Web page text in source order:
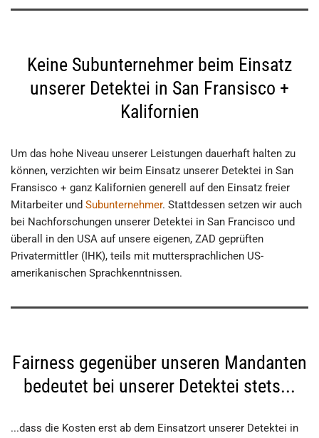
Keine Subunternehmer beim Einsatz
unserer Detektei in San Fransisco +
Kalifornien
Um das hohe Niveau unserer Leistungen dauerhaft halten zu
können, verzichten wir beim Einsatz unserer Detektei in San
Fransisco + ganz Kalifornien generell auf den Einsatz freier
Mitarbeiter und Subunternehmer. Stattdessen setzen wir auch
bei Nachforschungen unserer Detektei in San Francisco und
überall in den USA auf unsere eigenen, ZAD geprüften
Privatermittler (IHK), teils mit muttersprachlichen US-
amerikanischen Sprachkenntnissen.
Fairness gegenüber unseren Mandanten
bedeutet bei unserer Detektei stets...
...dass die Kosten erst ab dem Einsatzort unserer Detektei in